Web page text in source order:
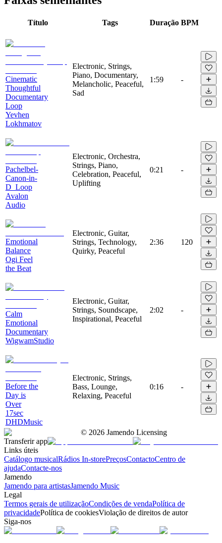
Título Tags Duração BPM
Cinematic
Thoughtful
Documentary
Loop
Yevhen
Lokhmatov
Electronic, Strings,
Piano, Documentary,
Melancholic, Peaceful,
Sad
1:59 -
Pachelbel-
Canon-in-
D_Loop
Avalon
Audio
Electronic, Orchestra,
Strings, Piano,
Celebration, Peaceful,
Uplifting
0:21 -
Emotional
Balance
Ogi Feel
the Beat
Electronic, Guitar,
Strings, Technology,
Quirky, Peaceful
2:36 120
Calm
Emotional
Documentary
WigwamStudio
Electronic, Guitar,
Strings, Soundscape,
Inspirational, Peaceful
2:02 -
Before the
Day is
Over
17sec
DHDMusic
Electronic, Strings,
Bass, Lounge,
Relaxing, Peaceful
0:16 -
© 2026 Jamendo Licensing
Transferir app
Links úteis
Catálogo musicalRádios In-storePreçosContactoCentro de
ajudaContacte-nos
Jamendo
Jamendo para artistasJamendo Music
Legal
Termos gerais de utilizaçãoCondições de vendaPolítica de
privacidadePolítica de cookiesViolação de direitos de autor
Siga-nos